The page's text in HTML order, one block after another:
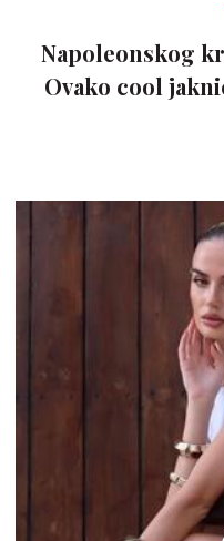
Napoleonskog
Ovako cool